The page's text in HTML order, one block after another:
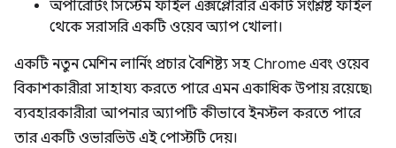
অপারেটিং সিস্টেম ফাইল এক্সপ্লোরার একটি সংশ্লিষ্ট ফাইল
থেকে সরাসরি একটি ওয়েব অ্যাপ খোলা।
একটি নতুন মেশিন লার্নিং প্রচার বৈশিষ্ট্য সহ Chrome এবং ওয়েব
বিকাশকারীরা সাহায্য করতে পারে এমন একাধিক উপায় রয়েছে৷
ব্যবহারকারীরা আপনার অ্যাপটি কীভাবে ইনস্টল করতে পারে
তার একটি ওভারভিউ এই পোস্টটি দেয়।